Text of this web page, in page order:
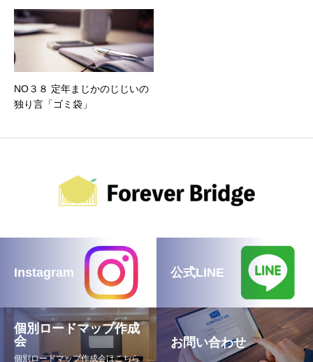
NO３８ 定年まじかのじじいの
独り言「ゴミ袋」
Instagram 公式LINE
個別ロードマップ作成
会
個別ロードマップ作成会はこちら
お問い合わせ